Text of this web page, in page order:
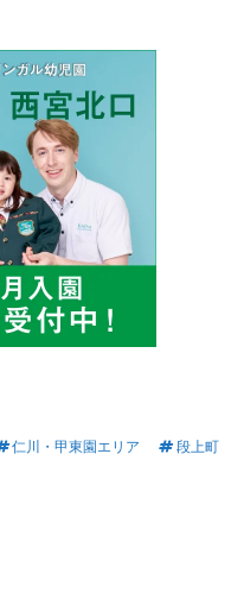
仁川・甲東園エリア
段上町